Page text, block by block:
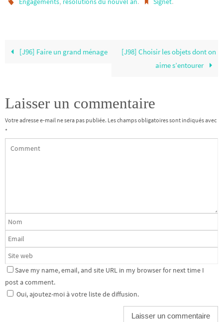
[J96] Faire un grand ménage
[J98] Choisir les objets dont on
aime s’entourer
Laisser un commentaire
Votre adresse e-mail ne sera pas publiée. Les champs obligatoires sont indiqués avec
*
Save my name, email, and site URL in my browser for next time I
post a comment.
Oui, ajoutez-moi à votre liste de diffusion.